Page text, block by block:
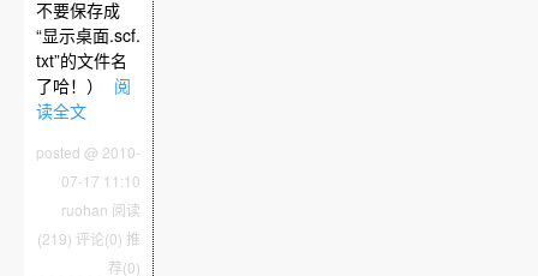
不要保存成
“显示桌面.scf.
txt”的文件名
了哈！）
阅
读全文
posted @ 2010-
07-17 11:10
ruohan 阅读
(219) 评论(0) 推
荐(0)